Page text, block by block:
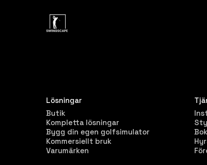
Lösningar
Butik
Kompletta lösningar
Bygg din egen golfsimulator
Kommersiellt bruk
Varumärken